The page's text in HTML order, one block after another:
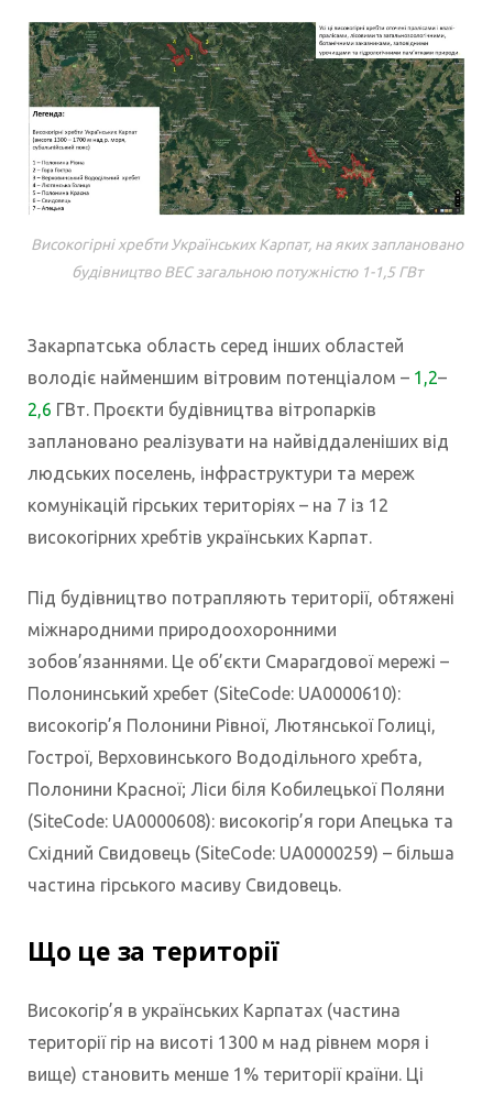
Високогірні хребти Українських Карпат, на яких заплановано
будівництво ВЕС загальною потужністю 1-1,5 ГВт
Закарпатська область серед інших областей
володіє найменшим вітровим потенціалом – 1,2–
2,6 ГВт. Проєкти будівництва вітропарків
заплановано реалізувати на найвіддаленіших від
людських поселень, інфраструктури та мереж
комунікацій гірських територіях – на 7 із 12
високогірних хребтів українських Карпат.
Під будівництво потрапляють території, обтяжені
міжнародними природоохоронними
зобов’язаннями. Це об’єкти Смарагдової мережі –
Полонинський хребет (SiteCode: UA0000610):
високогір’я Полонини Рівної, Лютянської Голиці,
Гострої, Верховинського Вододільного хребта,
Полонини Красної; Ліси біля Кобилецької Поляни
(SiteCode: UA0000608): високогір’я гори Апецька та
Східний Свидовець (SiteCode: UA0000259) – більша
частина гірського масиву Свидовець.
Що це за території
Високогір’я в українських Карпатах (частина
території гір на висоті 1300 м над рівнем моря і
вище) становить менше 1% території країни. Ці